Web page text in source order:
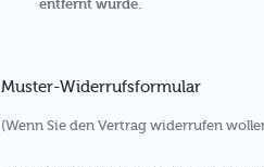
entfernt wurde.
Muster-Widerrufsformular
(Wenn Sie den Vertrag widerrufen